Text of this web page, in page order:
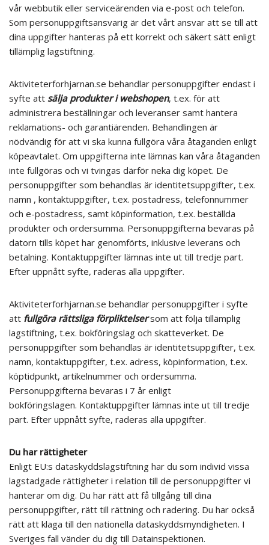
vår webbutik eller serviceärenden via e-post och telefon.
Som personuppgiftsansvarig är det vårt ansvar att se till att
dina uppgifter hanteras på ett korrekt och säkert sätt enligt
tillämplig lagstiftning.
Aktiviteterforhjarnan.se behandlar personuppgifter endast i
syfte att sälja produkter i webshopen, t.ex. för att
administrera beställningar och leveranser samt hantera
reklamations- och garantiärenden. Behandlingen är
nödvändig för att vi ska kunna fullgöra våra åtaganden enligt
köpeavtalet. Om uppgifterna inte lämnas kan våra åtaganden
inte fullgöras och vi tvingas därför neka dig köpet. De
personuppgifter som behandlas är identitetsuppgifter, t.ex.
namn , kontaktuppgifter, t.ex. postadress, telefonnummer
och e-postadress, samt köpinformation, t.ex. beställda
produkter och ordersumma. Personuppgifterna bevaras på
datorn tills köpet har genomförts, inklusive leverans och
betalning. Kontaktuppgifter lämnas inte ut till tredje part.
Efter uppnått syfte, raderas alla uppgifter.
Aktiviteterforhjarnan.se behandlar personuppgifter i syfte
att fullgöra rättsliga förpliktelsersom att följa tillämplig
lagstiftning, t.ex. bokföringslag och skatteverket. De
personuppgifter som behandlas är identitetsuppgifter, t.ex.
namn, kontaktuppgifter, t.ex. adress, köpinformation, t.ex.
köptidpunkt, artikelnummer och ordersumma.
Personuppgifterna bevaras i 7 år enligt
bokföringslagen. Kontaktuppgifter lämnas inte ut till tredje
part. Efter uppnått syfte, raderas alla uppgifter.
Du har rättigheter
Enligt EU:s dataskyddslagstiftning har du som individ vissa
lagstadgade rättigheter i relation till de personuppgifter vi
hanterar om dig. Du har rätt att få tillgång till dina
personuppgifter, rätt till rättning och radering. Du har också
rätt att klaga till den nationella dataskyddsmyndigheten. I
Sveriges fall vänder du dig till Datainspektionen.